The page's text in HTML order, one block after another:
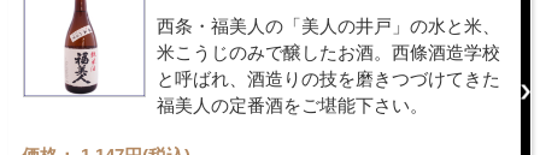
西条・福美人の「美人の井戸」の水と米、
米こうじのみで醸したお酒。西條酒造学校
と呼ばれ、酒造りの技を磨きつづけてきた
福美人の定番酒をご堪能下さい。